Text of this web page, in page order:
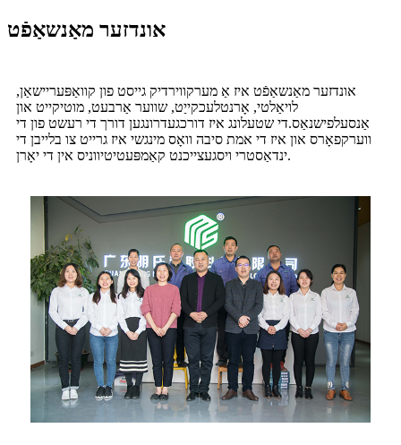
אונדזער מאַנשאַפֿט
אונדזער מאַנשאַפֿט איז אַ מערקווירדיק גייסט פון קוואַפּעריישאַן,
לויאַלטי, אָרנטלעכקייַט, שווער אַרבעט, מוטיקייט און
אַנסעלפישנאַס.די שטעלונג איז דורכגעדרונגען דורך די רעשט פון די
ווערקפאָרס און איז די אמת סיבה וואָס מינגשי איז גרייט צו בלייבן די
ינדאַסטרי ויסגעצייכנט קאַמפּעטיטיווניס אין די יאָרן.